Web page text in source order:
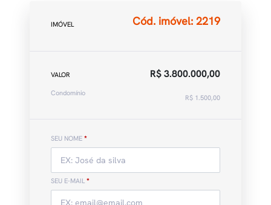
IMÓVEL Cód. imóvel: 2219
VALOR R$ 3.800.000,00
Condomínio
R$ 1.500,00
SEU NOME *
SEU E-MAIL *